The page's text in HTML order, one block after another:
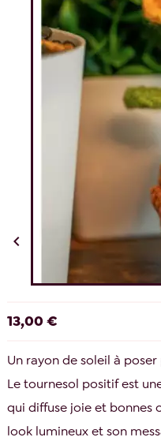

13,00 €
Un rayon de soleil à
Le tournesol positif est
qui diffuse joie et bonnes
look lumineux et son